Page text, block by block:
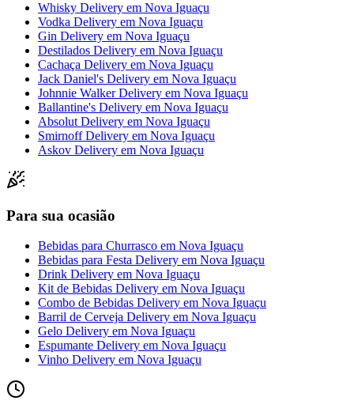
Whisky Delivery em Nova Iguaçu
Vodka Delivery em Nova Iguaçu
Gin Delivery em Nova Iguaçu
Destilados Delivery em Nova Iguaçu
Cachaça Delivery em Nova Iguaçu
Jack Daniel's Delivery em Nova Iguaçu
Johnnie Walker Delivery em Nova Iguaçu
Ballantine's Delivery em Nova Iguaçu
Absolut Delivery em Nova Iguaçu
Smirnoff Delivery em Nova Iguaçu
Askov Delivery em Nova Iguaçu
Para sua ocasião
Bebidas para Churrasco em Nova Iguaçu
Bebidas para Festa Delivery em Nova Iguaçu
Drink Delivery em Nova Iguaçu
Kit de Bebidas Delivery em Nova Iguaçu
Combo de Bebidas Delivery em Nova Iguaçu
Barril de Cerveja Delivery em Nova Iguaçu
Gelo Delivery em Nova Iguaçu
Espumante Delivery em Nova Iguaçu
Vinho Delivery em Nova Iguaçu